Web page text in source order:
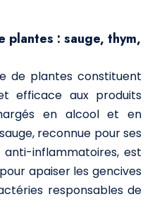
plantes : sauge, thym,
de plantes constituent
efficace aux produits
en alcool et en
reconnue pour ses
inflammatoires, est
apaiser les gencives
responsables de